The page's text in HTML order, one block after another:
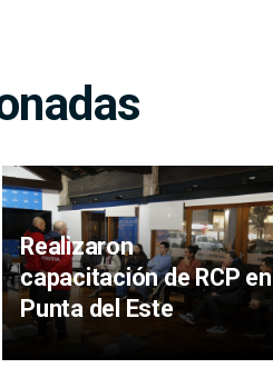
Realizaron
capacitación de RCP en
Punta del Este